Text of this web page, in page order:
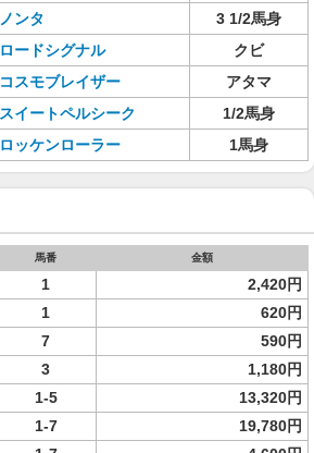
ノンタ
3 1/2馬身
ロードシグナル
クビ
コスモブレイザー
アタマ
スイートペルシーク
1/2馬身
ロッケンローラー 1馬身
馬番 金額
1 2,420円
1
620円
7
590円
3
1,180円
1-5
13,320円
1-7 19,780円